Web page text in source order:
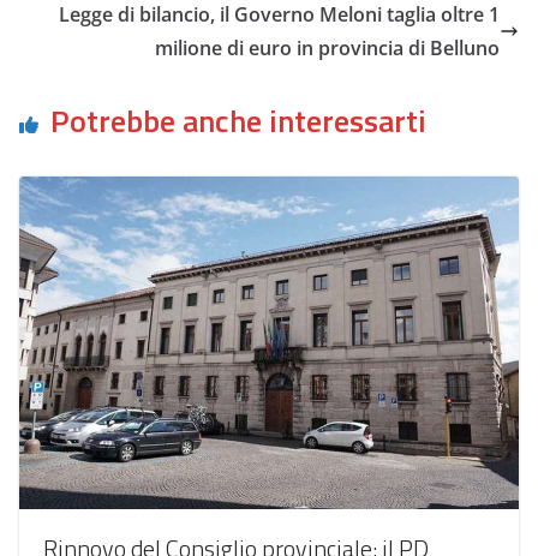
Legge di bilancio, il Governo Meloni taglia oltre 1
milione di euro in provincia di Belluno
Potrebbe anche interessarti